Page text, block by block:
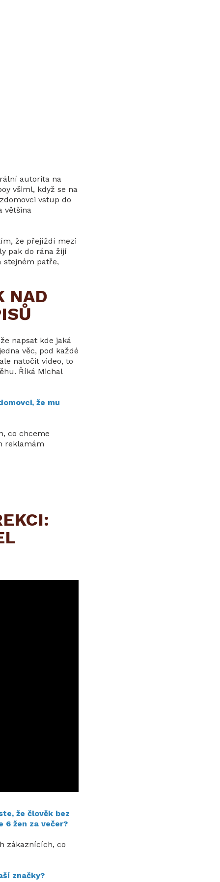
autorita na
všiml, když se na
vstup do
většina
že přejíždí mezi
pak do rána žijí
stejném patře,
NAD
napsat kde jaká
věc, pod každé
natočit video, to
Říká Michal
že mu
co chceme
reklamám
že člověk bez
6 žen za večer?
zákaznících, co
značky?